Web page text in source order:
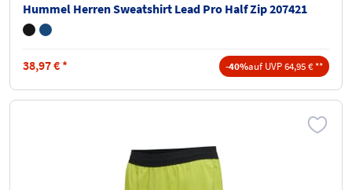
Hummel Herren Sweatshirt Lead Pro Half Zip 207421
38,97€ * -40%auf UVP 64,95 € **